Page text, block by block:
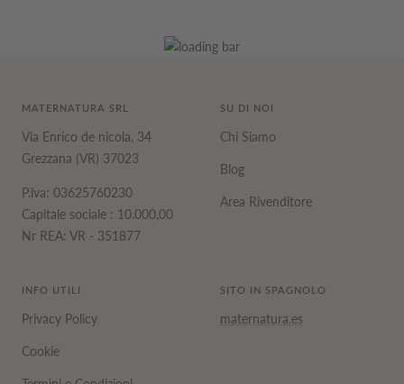
MATERNATURA SRL
Via Enrico de nicola, 34
Grezzana (VR) 37023
P.iva: 03625760230
Capitale sociale : 10.000,00
Nr REA: VR - 351877
SU DI NOI
Chi Siamo
Blog
Area Rivenditore
INFO UTILI
Privacy Policy
Cookie
SITO IN SPAGNOLO
maternatura.es